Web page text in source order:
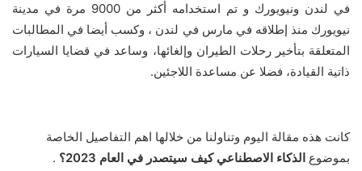
في لندن ونيويورك و تم استخدامه أكثر من 9000 مرة في مدينة
نيويورك منذ إطلاقه في مارس في لندن ، وكسب أيضا في المطالبات
المتعلقة بتأخير رحلات الطيران وإلغائها، وساعد في قضايا السيارات
ذاتية القيادة، فضلا عن مساعدة اللاجئين.
كانت هذه مقالة اليوم وتناولنا من خلالها اهم التفاصيل الخاصة
بموضوع الذكاء الاصطناعي كيف سيتصدر في العام 2023؟ .